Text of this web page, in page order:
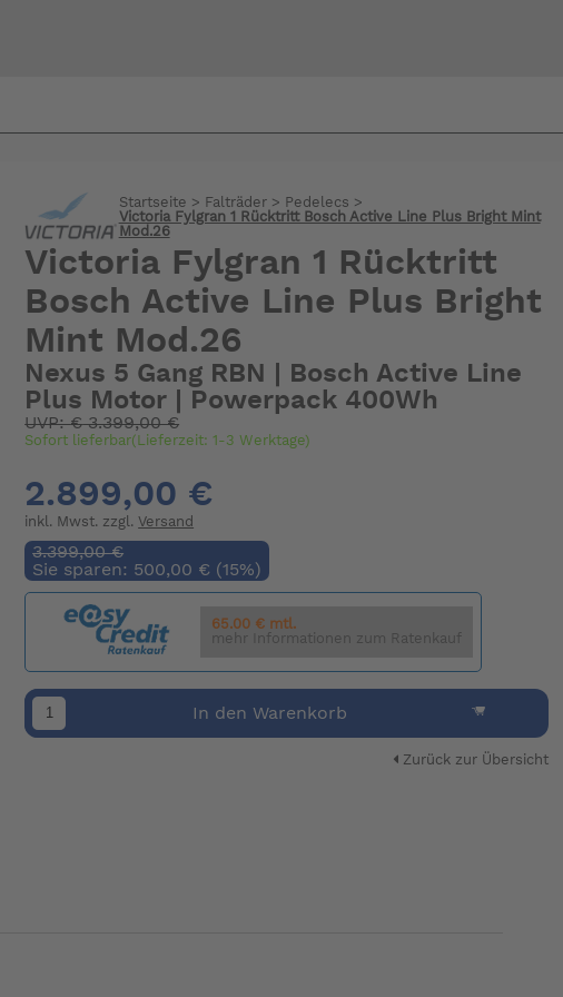
Startseite > Falträder> Pedelecs >
Victoria Fylgran 1 Rücktritt Bosch Active Line Plus Bright Mint
Mod.26
Victoria Fylgran 1 Rücktritt
Bosch Active Line Plus Bright
Mint Mod.26
Nexus 5 Gang RBN | Bosch Active Line
Plus Motor | Powerpack 400Wh
UVP:€3.399,00 €
Sofort lieferbar(Lieferzeit: 1-3 Werktage)
2.899,00 €
inkl. Mwst. zzgl. Versand
3.399,00 €
Sie sparen: 500,00 € (15%)
65.00 € mtl.
mehr Informationen zum Ratenkauf
In den Warenkorb
Zurück zur Übersicht